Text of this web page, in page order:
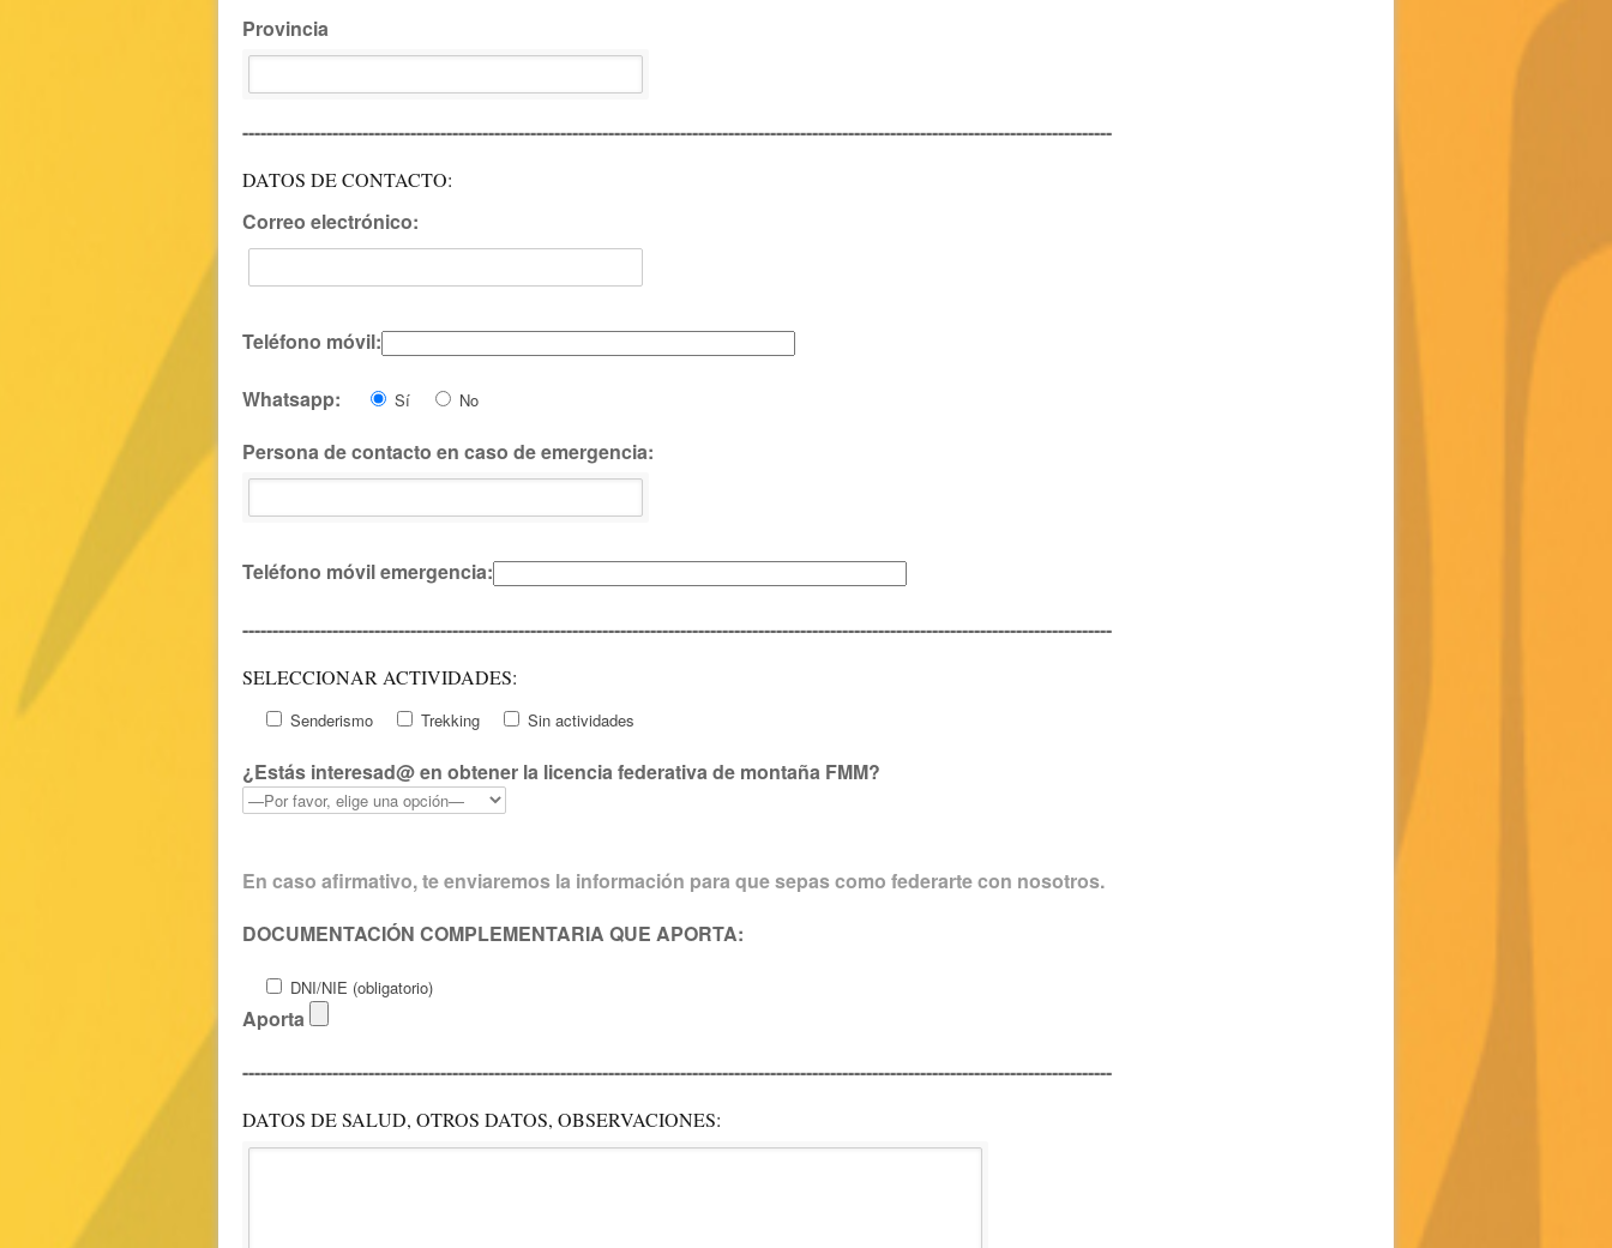
Provincia
-------------------------------------------------------------------------------------------------------------------------------------------------
DATOS DE CONTACTO:
Correo electrónico:
Teléfono móvil:
Whatsapp: Sí No
Persona de contacto en caso de emergencia:
Teléfono móvil emergencia:
-------------------------------------------------------------------------------------------------------------------------------------------------
SELECCIONAR ACTIVIDADES:
Senderismo Trekking Sin actividades
¿Estás interesad@ en obtener la licencia federativa de montaña FMM?
En caso afirmativo, te enviaremos la información para que sepas como federarte con nosotros.
DOCUMENTACIÓN COMPLEMENTARIA QUE APORTA:
DNI/NIE (obligatorio)
Aporta
-------------------------------------------------------------------------------------------------------------------------------------------------
DATOS DE SALUD, OTROS DATOS, OBSERVACIONES: